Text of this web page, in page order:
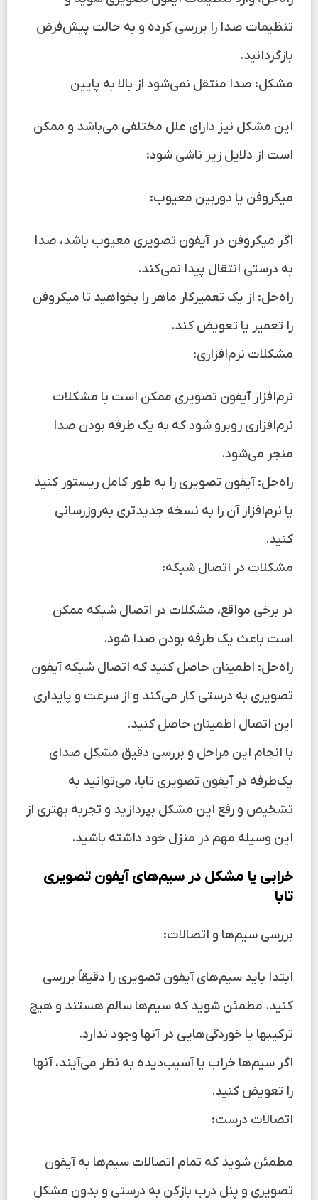
تنظیمات صدا را بررسی کرده و به حالت پیش‌فرض
بازگردانید.
مشکل: صدا منتقل نمی‌شود از بالا به پایین
این مشکل نیز دارای علل مختلفی می‌باشد و ممکن
است از دلایل زیر ناشی شود:
میکروفن یا دوربین معیوب:
اگر میکروفن در آیفون تصویری معیوب باشد، صدا
به درستی انتقال پیدا نمی‌کند.
راه‌حل: از یک تعمیرکار ماهر را بخواهید تا میکروفن
را تعمیر یا تعویض کند.
مشکلات نرم‌افزاری:
نرم‌افزار آیفون تصویری ممکن است با مشکلات
نرم‌افزاری روبرو شود که به یک طرفه بودن صدا
منجر می‌شود.
راه‌حل: آیفون تصویری را به طور کامل ریستور کنید
یا نرم‌افزار آن را به نسخه جدیدتری به‌روزرسانی
کنید.
مشکلات در اتصال شبکه:
در برخی مواقع، مشکلات در اتصال شبکه ممکن
است باعث یک طرفه بودن صدا شود.
راه‌حل: اطمینان حاصل کنید که اتصال شبکه آیفون
تصویری به درستی کار می‌کند و از سرعت و پایداری
این اتصال اطمینان حاصل کنید.
با انجام این مراحل و بررسی دقیق مشکل صدای
یک‌طرفه در آیفون تصویری تابا، می‌توانید به
تشخیص و رفع این مشکل بپردازید و تجربه بهتری از
این وسیله مهم در منزل خود داشته باشید.
خرابی یا مشکل در سیم‌های آیفون تصویری
تابا
بررسی سیم‌ها و اتصالات:
ابتدا باید سیم‌های آیفون تصویری را دقیقاً بررسی
کنید. مطمئن شوید که سیم‌ها سالم هستند و هیچ
ترکیبها یا خوردگی‌هایی در آنها وجود ندارد.
اگر سیم‌ها خراب یا آسیب‌دیده به نظر می‌آیند، آنها
را تعویض کنید.
اتصالات درست:
مطمئن شوید که تمام اتصالات سیم‌ها به آیفون
تصویری و پنل درب بازکن به درستی و بدون مشکل